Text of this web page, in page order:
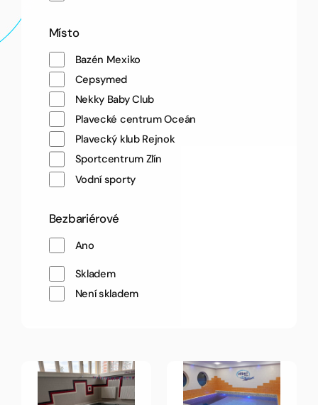
Místo
Bazén Mexiko
Cepsymed
Nekky Baby Club
Plavecké centrum Oceán
Plavecký klub Rejnok
Sportcentrum Zlín
Vodní sporty
Bezbariérové
Ano
Skladem
Není skladem